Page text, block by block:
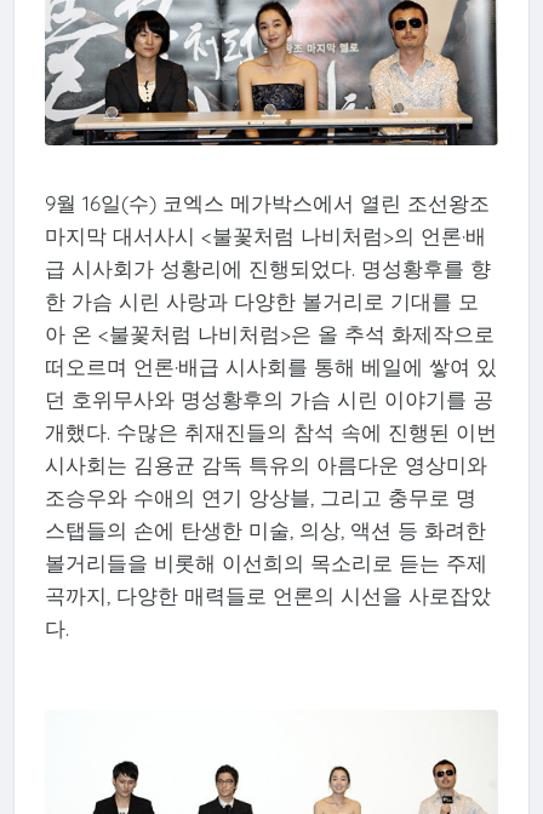
9월 16일(수) 코엑스 메가박스에서 열린 조선왕조
마지막 대서사시 <불꽃처럼 나비처럼>의 언론·배
급 시사회가 성황리에 진행되었다. 명성황후를 향
한 가슴 시린 사랑과 다양한 볼거리로 기대를 모
아 온 <불꽃처럼 나비처럼>은 올 추석 화제작으로
떠오르며 언론·배급 시사회를 통해 베일에 쌓여 있
던 호위무사와 명성황후의 가슴 시린 이야기를 공
개했다. 수많은 취재진들의 참석 속에 진행된 이번
시사회는 김용균 감독 특유의 아름다운 영상미와
조승우와 수애의 연기 앙상블, 그리고 충무로 명
스탭들의 손에 탄생한 미술, 의상, 액션 등 화려한
볼거리들을 비롯해 이선희의 목소리로 듣는 주제
곡까지, 다양한 매력들로 언론의 시선을 사로잡았
다.